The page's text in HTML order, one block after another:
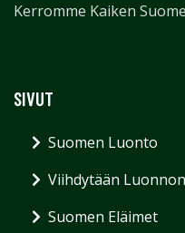
Kerromme Kaiken
SIVUT
Suomen Luonto
Viihdytään
Suomen Eläimet